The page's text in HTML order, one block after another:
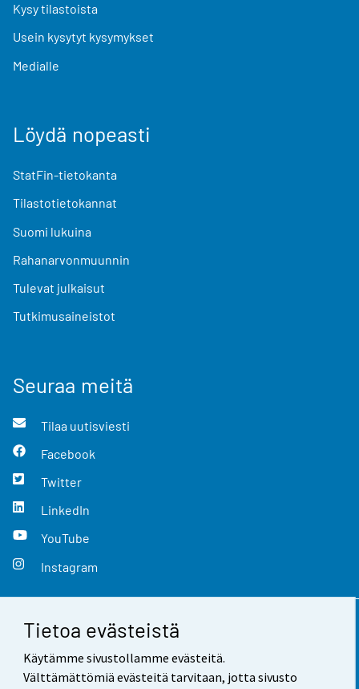
Tietoa evästeistä
Käytämme sivustollamme evästeitä.
Välttämättömiä evästeitä tarvitaan, jotta sivusto
Kysy tilastoista
Usein kysytyt kysymykset
Medialle
Löydä nopeasti
StatFin-tietokanta
Tilastotietokannat
Suomi lukuina
Rahanarvonmuunnin
Tulevat julkaisut
Tutkimusaineistot
Seuraa meitä
Tilaa uutisviesti
Facebook
Twitter
LinkedIn
YouTube
Instagram
Yhteystiedot
Palaute